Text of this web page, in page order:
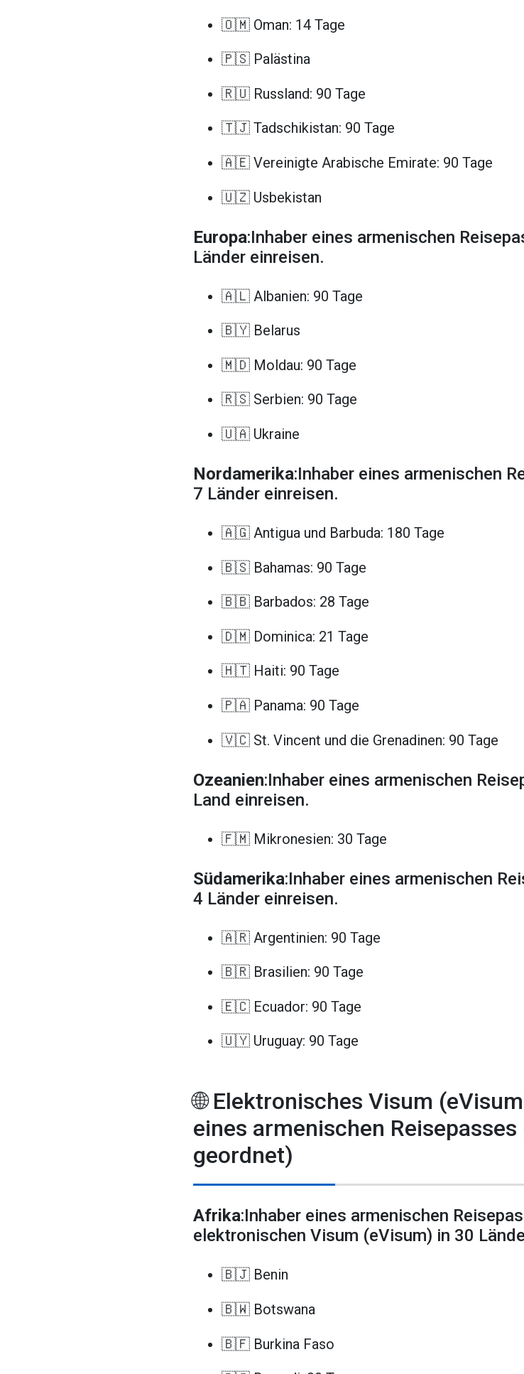
🇴🇲 Oman: 14 Tage
🇵🇸 Palästina
🇷🇺 Russland: 90 Tage
🇹🇯 Tadschikistan: 90 Tage
🇦🇪 Vereinigte Arabische Emirate: 90 Tage
🇺🇿 Usbekistan
Europa:Inhaber eines armenischen
Länder einreisen.
🇦🇱 Albanien: 90 Tage
🇧🇾 Belarus
🇲🇩 Moldau: 90 Tage
🇷🇸 Serbien: 90 Tage
🇺🇦 Ukraine
Nordamerika:Inhaber eines armenischen
7 Länder einreisen.
🇦🇬 Antigua und Barbuda: 180 Tage
🇧🇸 Bahamas: 90 Tage
🇧🇧 Barbados: 28 Tage
🇩🇲 Dominica: 21 Tage
🇭🇹 Haiti: 90 Tage
🇵🇦 Panama: 90 Tage
🇻🇨 St. Vincent und die Grenadinen: 90 Tage
Ozeanien:Inhaber eines armenischen
Land einreisen.
🇫🇲 Mikronesien: 30 Tage
Südamerika:Inhaber eines armenischen
4 Länder einreisen.
🇦🇷 Argentinien: 90 Tage
🇧🇷 Brasilien: 90 Tage
🇪🇨 Ecuador: 90 Tage
🇺🇾 Uruguay: 90 Tage
🌐 Elektronisches Visum
eines armenischen
geordnet)
Afrika:Inhaber eines armenischen
elektronischen Visum (eVisum) in 30
🇧🇯 Benin
🇧🇼 Botswana
🇧🇫 Burkina Faso